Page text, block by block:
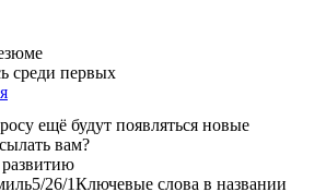
среди первых
ещё будут появляться новые
вам?
5/26/1Ключевые слова в названии